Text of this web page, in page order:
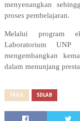
menyenangkan
proses pembelajaran.
Melalui program
Laboratorium
mengembangkan
dalam menunjang
TAGS: SDLAB